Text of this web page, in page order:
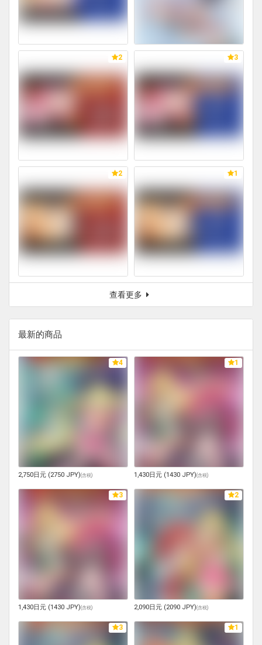
2 3
2 1
查看更多
最新的商品
4
2,750日元 (2750 JPY)(含税)
1
1,430日元 (1430 JPY)(含税)
3
1,430日元 (1430 JPY)(含税)
2
2,090日元 (2090 JPY)(含税)
3 1